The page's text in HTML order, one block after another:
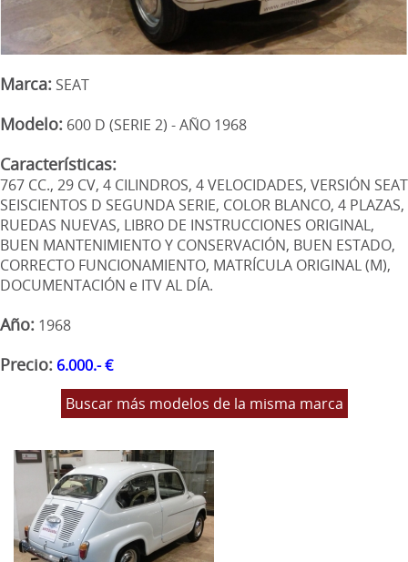
Marca: SEAT
Modelo: 600 D (SERIE 2) - AÑO 1968
Características:
767 CC., 29 CV, 4 CILINDROS, 4 VELOCIDADES, VERSIÓN SEAT
SEISCIENTOS D SEGUNDA SERIE, COLOR BLANCO, 4 PLAZAS,
RUEDAS NUEVAS, LIBRO DE INSTRUCCIONES ORIGINAL,
BUEN MANTENIMIENTO Y CONSERVACIÓN, BUEN ESTADO,
CORRECTO FUNCIONAMIENTO, MATRÍCULA ORIGINAL (M),
DOCUMENTACIÓN e ITV AL DÍA.
Año: 1968
Precio: 6.000.- €
Buscar más modelos de la misma marca